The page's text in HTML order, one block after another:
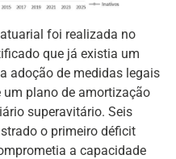
foi realizada no
que já existia um
adoção de medidas legais
plano de amortização
superavitário. Seis
o primeiro déficit
a capacidade